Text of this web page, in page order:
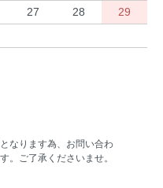
27 28
29
なります為、お問い合わ
。ご了承くださいませ。